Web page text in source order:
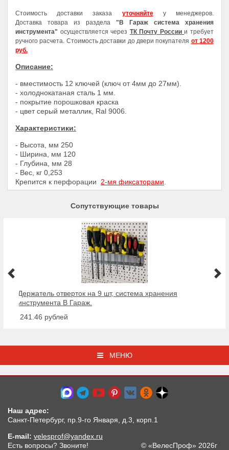
Стоимость доставки заказа уточняйтеу менеджеров.
Доставка товара из раздела "В Гараж система хранения
инструмента" осуществляется через ТК Почту Россиии требует
ручного расчета. Стоимость доставки до двери покупателя от 1200
руб.
Описание:
- вместимость 12 ключей (ключ от 4мм до 27мм).
- холоднокатаная сталь 1 мм.
- покрытие порошковая краска
- цвет серый металлик, Ral 9006.
Характеристики:
- Высота, мм 250
- Ширина, мм 120
- Глубина, мм 28
- Вес, кг 0,253
Крепится к перфорации 2-мя фиксаторами
Сопутствующие товары
Держатель отверток на 9 шт, система хранения
инструмента В Гараж.
от 241.46 рублей
МЕНЮ
Наш адрес:
Санкт-Петербург, пр.9-го Января, д.3, корп.1
E-mail: velesprof@yandex.ru
Есть вопросы? Звоните!
© «ВелесПроф» 2026г